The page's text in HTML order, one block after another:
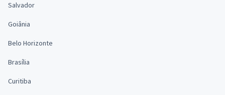
Salvador
Goiânia
Belo Horizonte
Brasília
Curitiba